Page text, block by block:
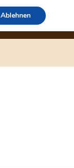
Ablehnen